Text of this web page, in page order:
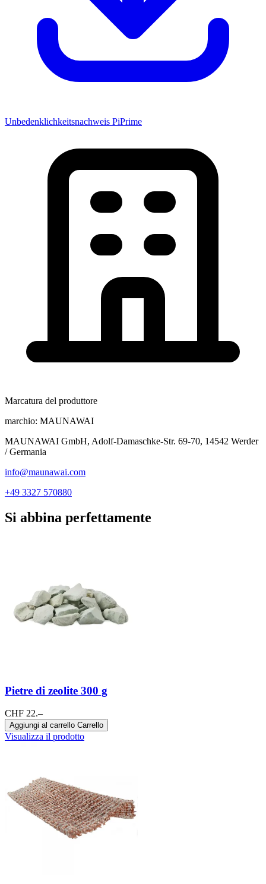
Unbedenklichkeitsnachweis PiPrime
Marcatura del produttore
marchio: MAUNAWAI
MAUNAWAI GmbH, Adolf-Damaschke-Str. 69-70, 14542 Werder
/ Germania
info@maunawai.com
+49 3327 570880
Si abbina perfettamente
Pietre di zeolite 300 g
CHF 22.–
Aggiungi al carrello Carrello
Visualizza il prodotto